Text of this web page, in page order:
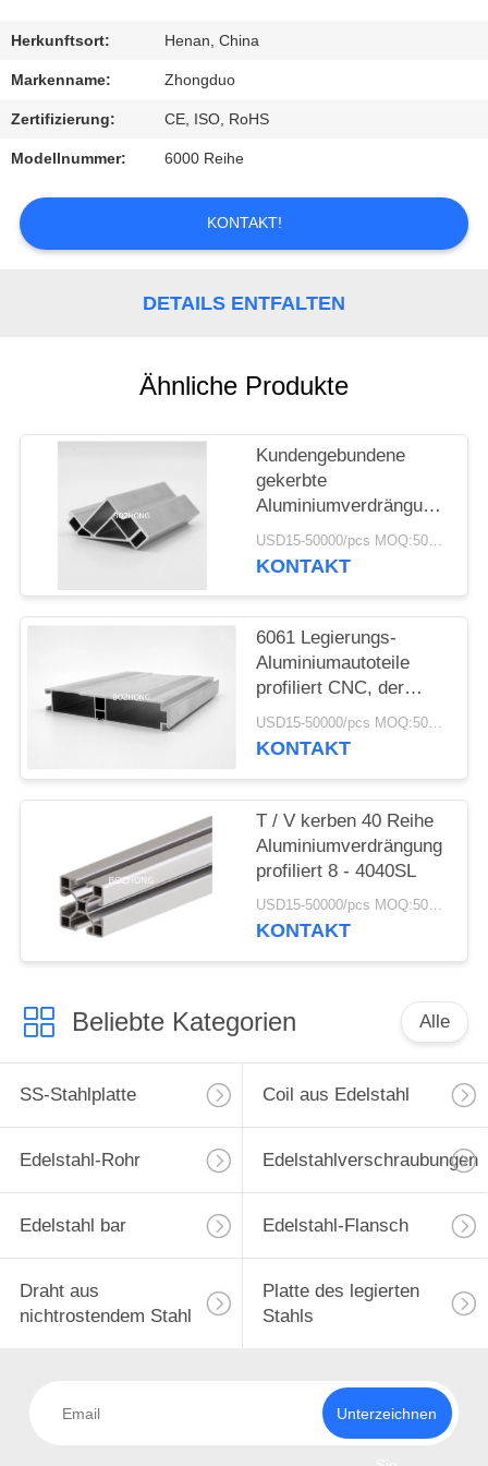
TRETEN
SIE
MIT
UNS
VERBINDUNG
FORDERN
Herkunftsort: Henan, China
Markenname: Zhongduo
Zertifizierung: CE, ISO, RoHS
Modellnummer: 6000 Reihe
KONTAKT!
DETAILS ENTFALTEN
Ähnliche Produkte
Kundengebundene
gekerbte
Aluminiumverdrängung
profiliert 8 - 4040R für
Struktur-Rahmen
USD15-50000/pcs MOQ:500kg
KONTAKT
6061 Legierungs-
Aluminiumautoteile
profiliert CNC, der
hohe Präzision
maschinell bearbeitet
USD15-50000/pcs MOQ:500kg
KONTAKT
T / V kerben 40 Reihe
Aluminiumverdrängung
profiliert 8 - 4040SL
USD15-50000/pcs MOQ:500kg
KONTAKT
Beliebte Kategorien Alle
SS-Stahlplatte Coil aus Edelstahl
Edelstahl-Rohr Edelstahlverschraubungen
Edelstahl bar Edelstahl-Flansch
Draht aus
nichtrostendem Stahl
Platte des legierten
Stahls
Unterzeichnen